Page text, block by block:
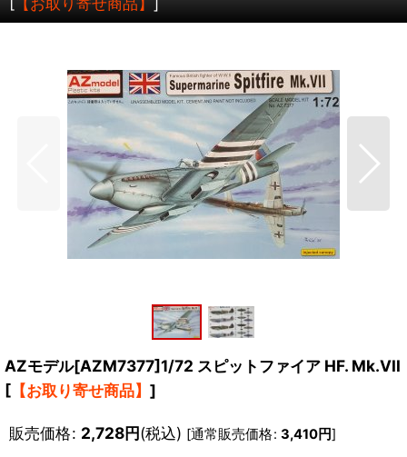
AZモデル[AZM7377]1/72 スピットファイア HF. Mk.VII
[ 【お取り寄せ商品】 ]
販売価格: 2,728円(税込) [通常販売価格: 3,410円]